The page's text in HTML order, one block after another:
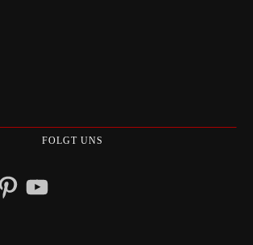
FOLGT UNS
PinterestYouTube